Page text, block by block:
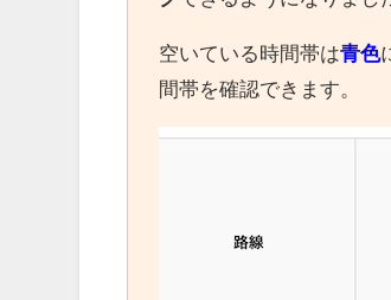
空いている時間帯は青色
間帯を確認できます。